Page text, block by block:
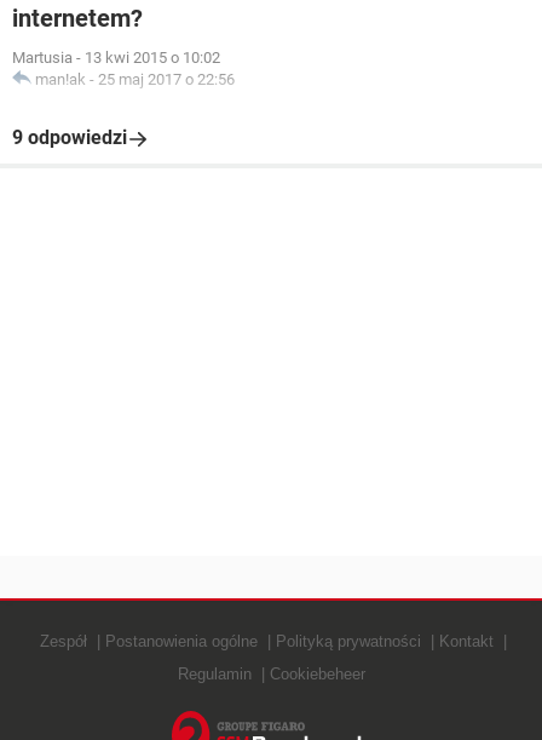
internetem?
Martusia - 13 kwi 2015 o 10:02
man!ak - 25 maj 2017 o 22:56
9 odpowiedzi
Zespół Postanowienia ogólne Polityką prywatności
Kontakt
Regulamin
Cookiebeheer